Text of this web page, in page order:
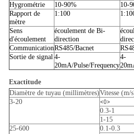
Hygrométrie 10-90% 10-
Rapport de
mètre
1:100
Sens
d'écoulement
écoulement de Bi-
direction
CommunicationRS485/Bacnet
Sortie de signal 4-
20mA/Pulse/Frequency
4-
Exactitude
Diamètre de tuyau (millimètres)Vitesse (m/
3-20
<0>
0.3-1
1-15
25-600
0.1-0.3